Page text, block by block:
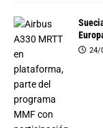
24/